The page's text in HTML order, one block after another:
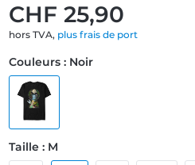
CHF 25,90
hors TVA, plus frais de port
Couleurs : Noir
Taille : M